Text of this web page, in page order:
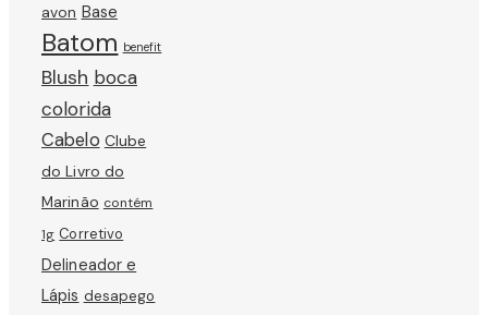
avon Base
Batom benefit
Blush boca
colorida
Cabelo Clube
do Livro do
Marinão contém
1g Corretivo
Delineador e
Lápis desapego